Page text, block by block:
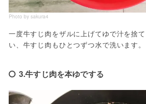
Photo by sakura4
一度牛すじ肉をザルに上げてゆで汁を捨
い、牛すじ肉もひとつずつ水で洗います。
3.牛すじ肉を本ゆでする